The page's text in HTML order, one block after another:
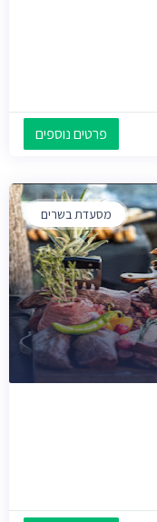
פרטים נוספים
מסעדת בשרים